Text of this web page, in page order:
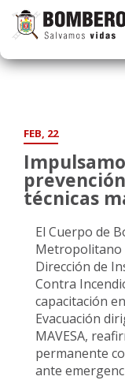
FEB, 22
técnicas
El Cuerpo de
Metropolitano
Dirección de
Contra
capacitación
Evacuación
MAVESA,
permanente
ante